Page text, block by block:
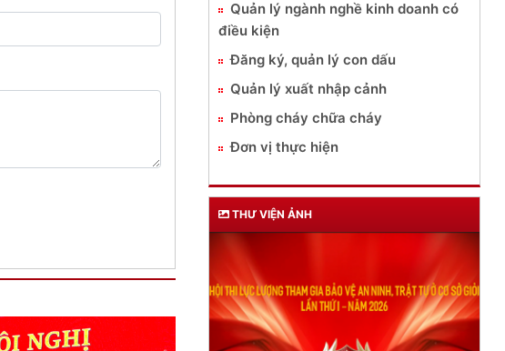
Quản lý ngành nghề kinh doanh có
điều kiện
Đăng ký, quản lý con dấu
Quản lý xuất nhập cảnh
Phòng cháy chữa cháy
Đơn vị thực hiện
THƯ VIỆN ẢNH